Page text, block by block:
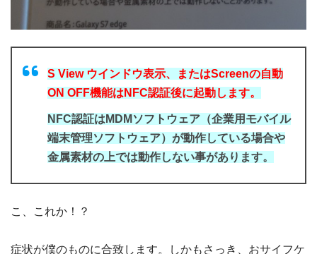
S View ウインドウ表示、またはScreenの自動
ON OFF機能はNFC認証後に起動します。
NFC認証はMDMソフトウェア（企業用モバイル
端末管理ソフトウェア）が動作している場合や
金属素材の上では動作しない事があります。
こ、これか！？
症状が僕のものに合致します。しかもさっき、おサイフケ